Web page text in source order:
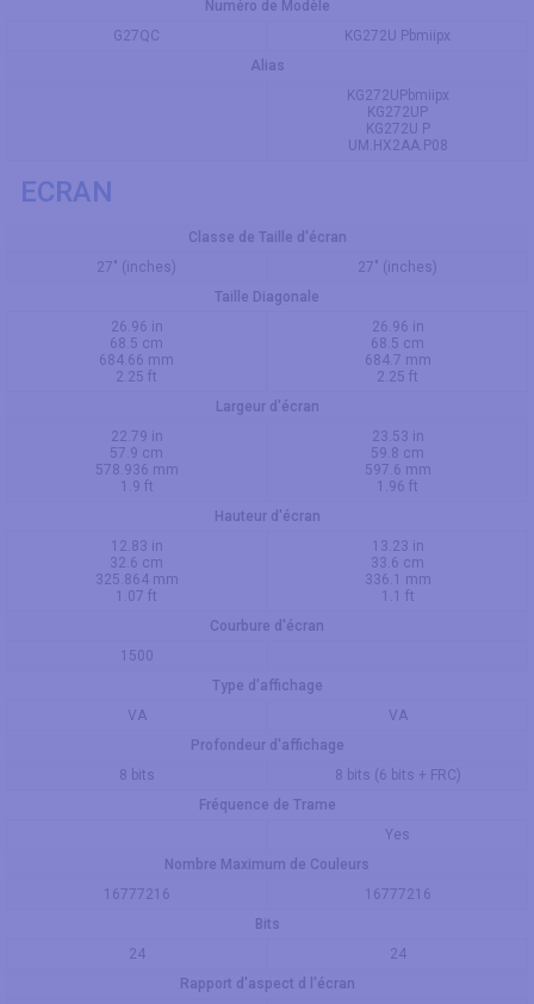
Numéro de Modèle
G27QC
KG272U Pbmiipx
Alias
KG272UPbmiipx
KG272UP
KG272U P
UM.HX2AA.P08
ECRAN
Classe de Taille d'écran
27" (inches)
27" (inches)
Taille Diagonale
26.96 in
68.5 cm
684.66 mm
2.25 ft
26.96 in
68.5 cm
684.7 mm
2.25 ft
Largeur d'écran
22.79 in
57.9 cm
578.936 mm
1.9 ft
23.53 in
59.8 cm
597.6 mm
1.96 ft
Hauteur d'écran
12.83 in
32.6 cm
325.864 mm
1.07 ft
13.23 in
33.6 cm
336.1 mm
1.1 ft
Courbure d'écran
1500
Type d'affichage
VA
VA
Profondeur d'affichage
8 bits
8 bits (6 bits + FRC)
Fréquence de Trame
Yes
Nombre Maximum de Couleurs
16777216
16777216
Bits
24
24
Rapport d'aspect d l'écran